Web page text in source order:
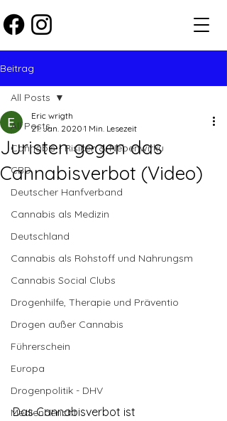
Beitrag
All Posts
Cannabis - Risiken & Nebenwirku
CBD
Deutscher Hanfverband
Cannabis als Medizin
Deutschland
Cannabis als Rohstoff und Nahrungsm
Cannabis Social Clubs
Drogenhilfe, Therapie und Präventio
Drogen außer Cannabis
Führerschein
Europa
Drogenpolitik - DHV
Medienbericht
All Posts
Juristen gegen das
Cannabisverbot (Video)
Eric wrigth
21. Jan. 2020 1 Min. Lesezeit
Das Cannabisverbot ist